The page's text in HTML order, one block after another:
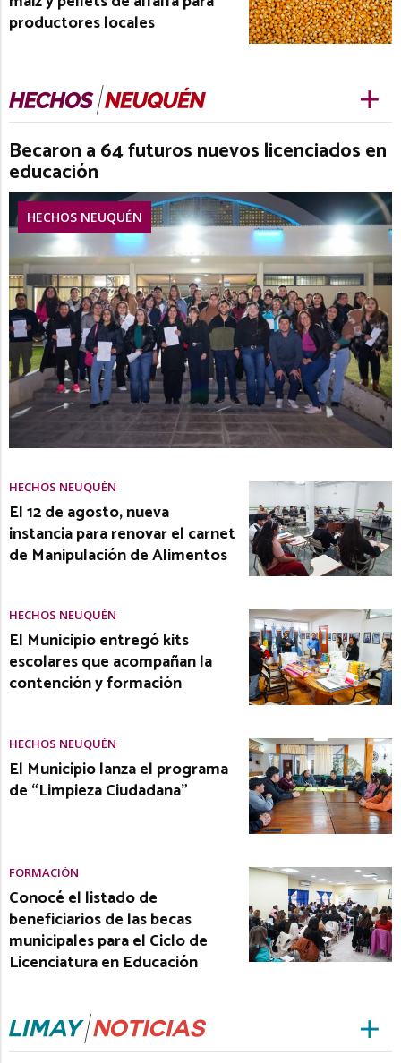
productores locales
Becaron a 64 futuros nuevos licenciados en
educación
HECHOS NEUQUÉN
HECHOS NEUQUÉN
El 12 de agosto, nueva
instancia para renovar el carnet
de Manipulación de Alimentos
HECHOS NEUQUÉN
El Municipio entregó kits
escolares que acompañan la
contención y formación
HECHOS NEUQUÉN
El Municipio lanza el programa
de “Limpieza Ciudadana”
FORMACIÓN
Conocé el listado de
beneficiarios de las becas
municipales para el Ciclo de
Licenciatura en Educación